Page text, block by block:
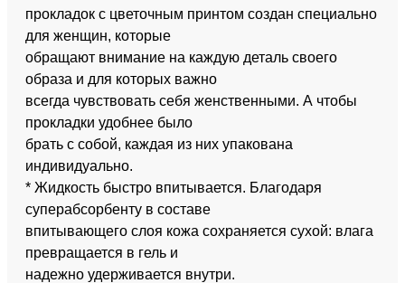
прокладок с цветочным принтом создан специально
для женщин, которые
обращают внимание на каждую деталь своего
образа и для которых важно
всегда чувствовать себя женственными. А чтобы
прокладки удобнее было
брать с собой, каждая из них упакована
индивидуально.
* Жидкость быстро впитывается. Благодаря
суперабсорбенту в составе
впитывающего слоя кожа сохраняется сухой: влага
превращается в гель и
надежно удерживается внутри.